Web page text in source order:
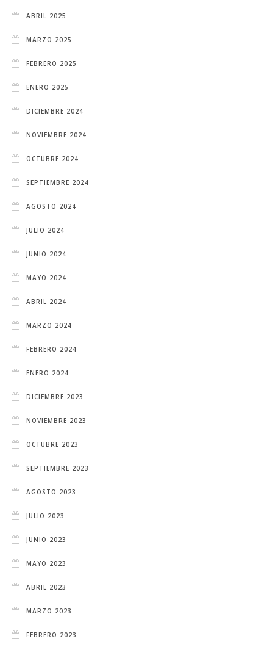
ABRIL 2025
MARZO 2025
FEBRERO 2025
ENERO 2025
DICIEMBRE 2024
NOVIEMBRE 2024
OCTUBRE 2024
SEPTIEMBRE 2024
AGOSTO 2024
JULIO 2024
JUNIO 2024
MAYO 2024
ABRIL 2024
MARZO 2024
FEBRERO 2024
ENERO 2024
DICIEMBRE 2023
NOVIEMBRE 2023
OCTUBRE 2023
SEPTIEMBRE 2023
AGOSTO 2023
JULIO 2023
JUNIO 2023
MAYO 2023
ABRIL 2023
MARZO 2023
FEBRERO 2023